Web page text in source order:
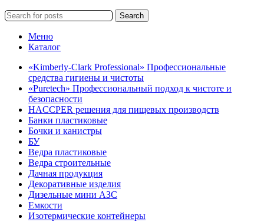
Search
Меню
Каталог
«Kimberly-Clark Professional» Профессиональные
средства гигиены и чистоты
«Puretech» Профессиональный подход к чистоте и
безопасности
HACCPER решения для пищевых производств
Банки пластиковые
Бочки и канистры
БУ
Ведра пластиковые
Ведра строительные
Дачная продукция
Декоративные изделия
Дизельные мини АЗС
Емкости
Изотермические контейнеры